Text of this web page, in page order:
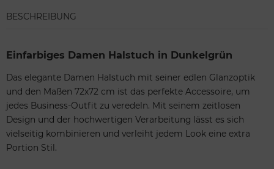
BESCHREIBUNG
Einfarbiges Damen Halstuch in Dunkelgrün
Das elegante Damen Halstuch mit seiner edlen Glanzoptik
und den Maßen 72x72 cm ist das perfekte Accessoire, um
jedes Business-Outfit zu veredeln. Mit seinem zeitlosen
Design und der hochwertigen Verarbeitung lässt es sich
vielseitig kombinieren und verleiht jedem Look eine extra
Portion Stil.